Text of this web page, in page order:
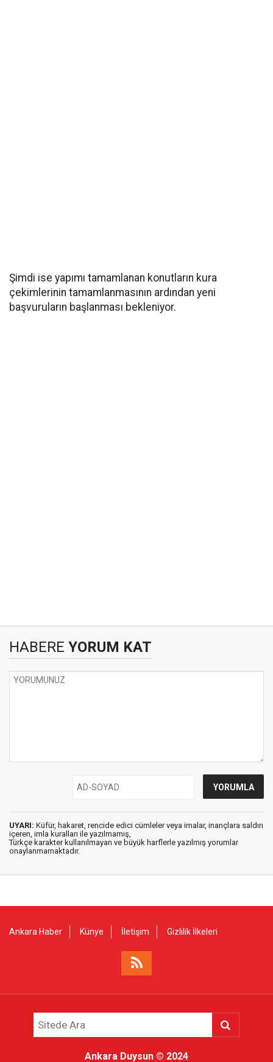
Şimdi ise yapımı tamamlanan konutların kura
çekimlerinin tamamlanmasının ardından yeni
başvuruların başlanması bekleniyor.
HABERE YORUM KAT
UYARI: Küfür, hakaret, rencide edici cümleler veya imalar, inançlara saldırı
içeren, imla kuralları ile yazılmamış,
Türkçe karakter kullanılmayan ve büyük harflerle yazılmış yorumlar
onaylanmamaktadır.
Ankara Haber Künye İletişim Gizlilik İlkeleri
Ankara Duysun © 2024